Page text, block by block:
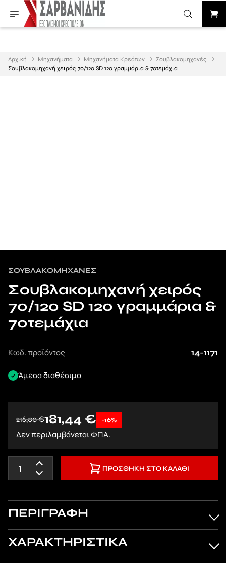
Αρχική Μηχανήματα Μηχανήματα Κρεάτων
Σουβλακομηχανές
Σουβλακομηχανή χειρός 70/120 SD 120 γραμμάρια & 70τεμάχια
ΣΟΥΒΛΑΚΟΜΗΧΑΝΈΣ
Σουβλακομηχανή χειρός
70/120 SD 120 γραμμάρια &
70τεμάχια
Κωδ. προϊόντος 14-1171
Άμεσα διαθέσιμο
216,00€181,44 € -16%
Δεν περιλαμβάνεται ΦΠΑ.
ΠΡΟΣΘΉΚΗ ΣΤΟ ΚΑΛΆΘΙ
ΠΕΡΙΓΡΑΦΗ
ΧΑΡΑΚΤΗΡΙΣΤΙΚΑ